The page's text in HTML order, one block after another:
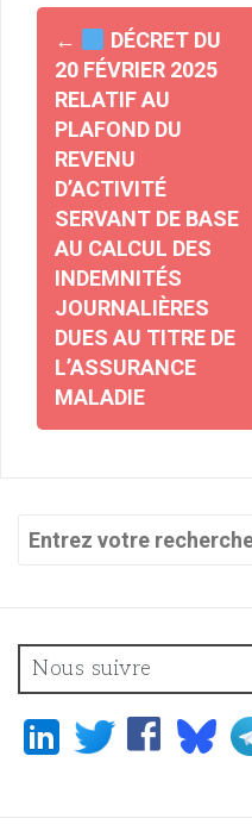
Navigation
d'article
←
DÉCRET DU
20 FÉVRIER 2025
RELATIF AU
PLAFOND DU
REVENU
D’ACTIVITÉ
SERVANT DE BASE
AU CALCUL DES
INDEMNITÉS
JOURNALIÈRES
DUES AU TITRE DE
L’ASSURANCE
MALADIE
Recherche
Nous suivre